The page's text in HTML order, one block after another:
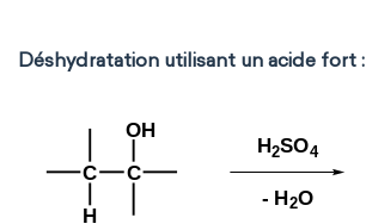
Déshydratation utilisant un acide fort :